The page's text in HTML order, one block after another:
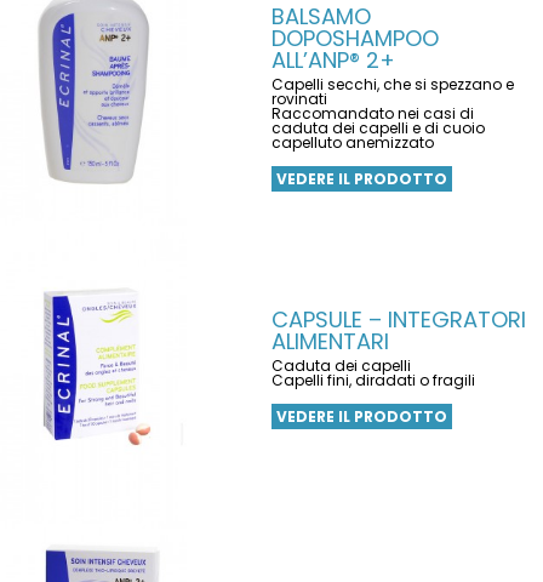
BALSAMO
DOPOSHAMPOO
ALL’ANP® 2+
Capelli secchi, che si spezzano e
rovinati
Raccomandato nei casi di
caduta dei capelli e di cuoio
capelluto anemizzato
VEDERE IL PRODOTTO
CAPSULE – INTEGRATORI
ALIMENTARI
Caduta dei capelli
Capelli fini, diradati o fragili
VEDERE IL PRODOTTO